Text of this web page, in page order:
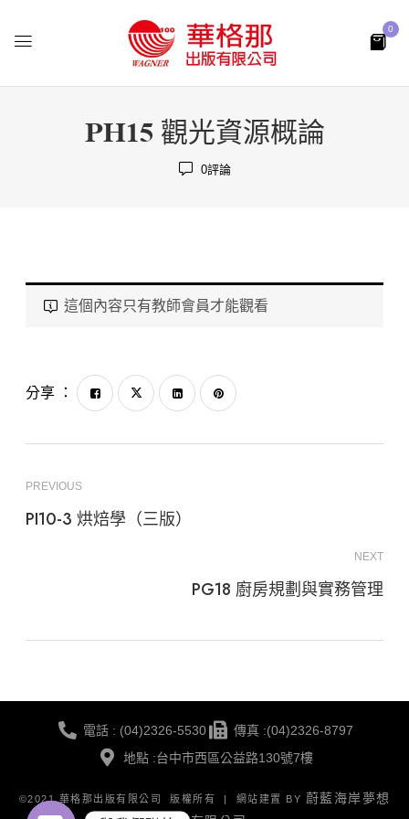
0
PH15 觀光資源概論
0評論
這個內容只有教師會員才能觀看
分享 ：
PREVIOUS
PI10-3 烘焙學（三版）
NEXT
PG18 廚房規劃與實務管理
電話 : (04)2326-5530
傳真 :(04)2326-8797
地點 :台中市西區公益路130號7樓
©2021 華格那出版有限公司 版權所有 | 網站建置 BY 蔚藍海岸夢想